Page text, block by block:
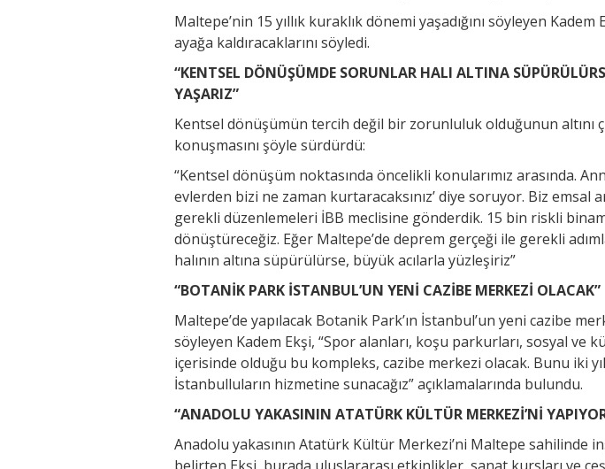
Maltepe’nin 15 yıllık kuraklık dönemi yaşadığını söyleyen Kadem
ayağa kaldıracaklarını söyledi.
“KENTSEL DÖNÜŞÜMDE SORUNLAR HALI ALTINA
YAŞARIZ”
Kentsel dönüşümün tercih değil bir zorunluluk olduğunun altını
konuşmasını şöyle sürdürdü:
“Kentsel dönüşüm noktasında öncelikli konularımız arasında.
evlerden bizi ne zaman kurtaracaksınız’ diye soruyor. Biz emsal
gerekli düzenlemeleri İBB meclisine gönderdik. 15 bin riskli
dönüştüreceğiz. Eğer Maltepe’de deprem gerçeği ile gerekli
halının altına süpürülürse, büyük acılarla yüzleşiriz”
“BOTANİK PARK İSTANBUL’UN YENİ CAZİBE MERKEZİ OLACAK”
Maltepe’de yapılacak Botanik Park’ın İstanbul’un yeni cazibe
söyleyen Kadem Ekşi, “Spor alanları, koşu parkurları, sosyal ve
içerisinde olduğu bu kompleks, cazibe merkezi olacak. Bunu iki
İstanbulluların hizmetine sunacağız” açıklamalarında bulundu.
“ANADOLU YAKASININ ATATÜRK KÜLTÜR MERKEZİ’Nİ
Anadolu yakasının Atatürk Kültür Merkezi’ni Maltepe sahilinde